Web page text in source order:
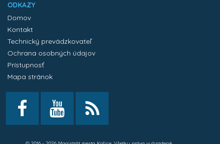
ODKAZY
Domov
Kontakt
Technický prevádzkovateľ
Ochrana osobných údajov
Prístupnosť
Mapa stránok